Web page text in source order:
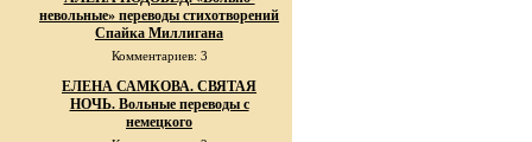
невольные» переводы стихотворений
Спайка Миллигана
Комментариев: 3
ЕЛЕНА САМКОВА. СВЯТАЯ
НОЧЬ. Вольные переводы с
немецкого